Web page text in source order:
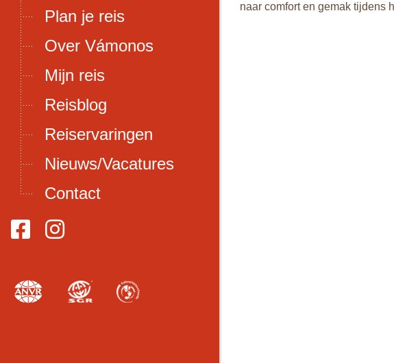
Plan je reis
Over Vámonos
Mijn reis
Reisblog
Reiservaringen
Nieuws/Vacatures
Contact
naar comfort en gemak tijdens